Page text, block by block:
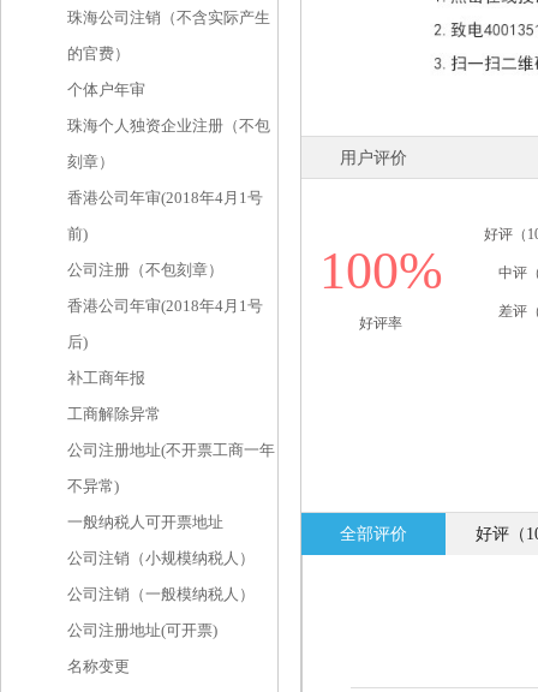
珠海公司注销（不含实际产生
的官费）
个体户年审
珠海个人独资企业注册（不包
刻章）
香港公司年审(2018年4月1号
前)
公司注册（不包刻章）
香港公司年审(2018年4月1号
后)
补工商年报
工商解除异常
公司注册地址(不开票工商一年
不异常)
一般纳税人可开票地址
公司注销（小规模纳税人）
公司注销（一般模纳税人）
公司注册地址(可开票)
名称变更
用户评价
100%
好评率
好评（
中评
差评
全部评价 好评（